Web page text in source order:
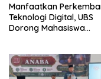
Manfaatkan
Teknologi Digital, UBS
Dorong Mahasiswa